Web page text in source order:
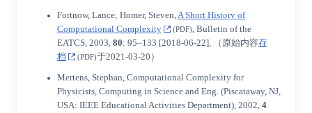
Fortnow, Lance; Homer, Steven,A Short History of
Computational Complexity
(PDF), Bulletin of the
EATCS, 2003, 80: 95–133 [2018-06-22], （原始内容存
档
(PDF)于2021-03-20）
Mertens, Stephan, Computational Complexity for
Physicists, Computing in Science and Eng. (Piscataway, NJ,
USA: IEEE Educational Activities Department), 2002, 4